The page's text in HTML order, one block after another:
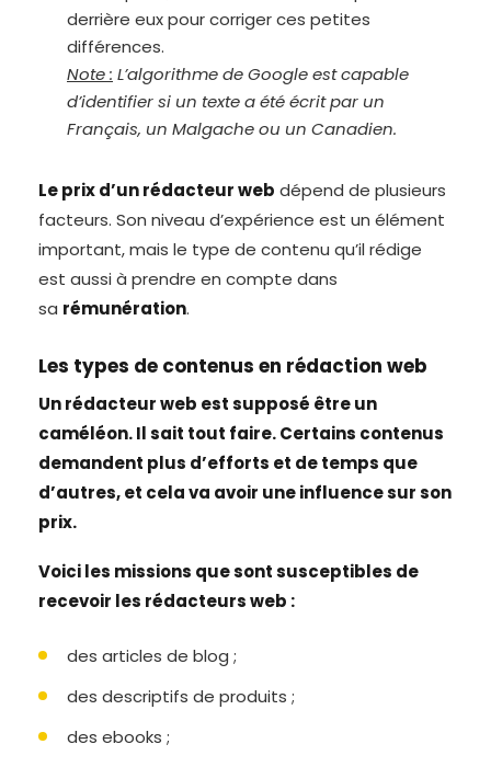
derrière eux pour corriger ces petites
différences.
Note : L’algorithme de Google est capable
d’identifier si un texte a été écrit par un
Français, un Malgache ou un Canadien.
Le prix d’un rédacteur web dépend de plusieurs
facteurs. Son niveau d’expérience est un élément
important, mais le type de contenu qu’il rédige
est aussi à prendre en compte dans
sa rémunération.
Les types de contenus en rédaction web
Un rédacteur web est supposé être un
caméléon. Il sait tout faire. Certains contenus
demandent plus d’efforts et de temps que
d’autres, et cela va avoir une influence sur son
prix.
Voici les missions que sont susceptibles de
recevoir les rédacteurs web :
des articles de blog ;
des descriptifs de produits ;
des ebooks ;